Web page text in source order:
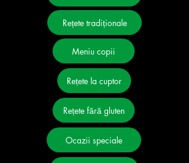
Rețete tradiționale
Meniu copii
Rețete la cuptor
Rețete fără gluten
Ocazii speciale